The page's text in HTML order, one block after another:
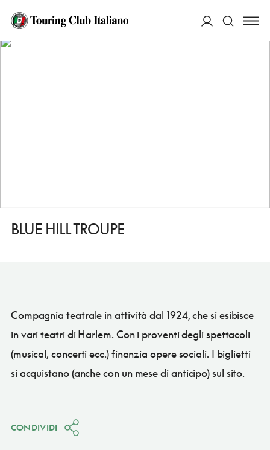
HOME
BLUE HILL TROUPE
BLUE HILL TROUPE
Compagnia teatrale in attività dal 1924, che si esibisce
in vari teatri di Harlem. Con i proventi degli spettacoli
(musical, concerti ecc.) finanzia opere sociali. I biglietti
si acquistano (anche con un mese di anticipo) sul sito.
CONDIVIDI